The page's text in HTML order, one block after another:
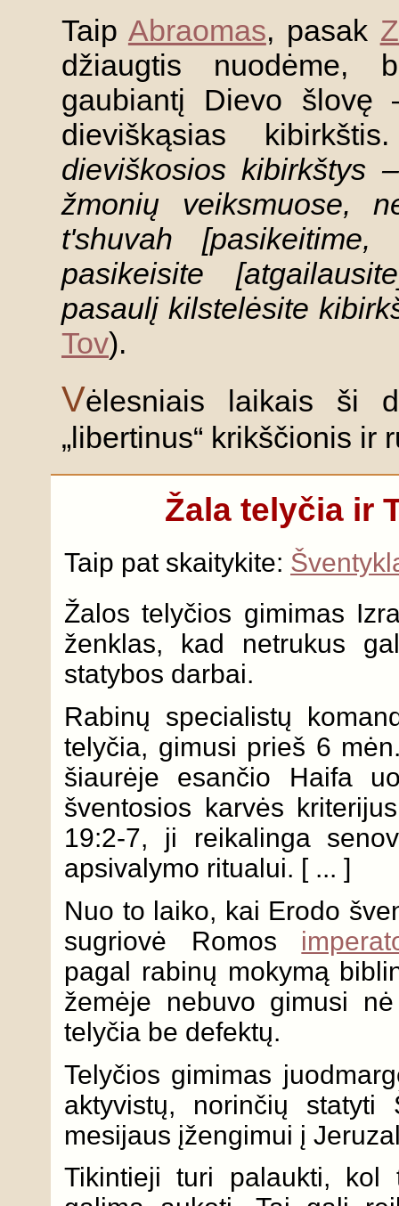
Taip Abraomas, pasak
džiaugtis nuodėme,
gaubiantį Dievo šlovę
dieviškąsias
dieviškosios kibirkštys
žmonių veiksmuose,
t'shuvah
pasikeisite
pasaulį kilstelėsite
Tov).
Vėlesniais laikais ši
„libertinus“ krikščionis ir
Žala telyčia ir
Taip pat skaitykite:
Žalos telyčios gimimas
ženklas, kad netrukus
statybos darbai.
Rabinų specialistų
telyčia, gimusi prieš 6
šiaurėje esančio Haifa
šventosios karvės
19:2-7, ji reikalinga
apsivalymo ritualui. [ ... ]
Nuo to laiko, kai Erodo
sugriovė Romos
pagal rabinų mokymą
žemėje nebuvo gimusi
telyčia be defektų.
Telyčios gimimas
aktyvistų, norinčių
mesijaus įžengimui į
Tikintieji turi palaukti,